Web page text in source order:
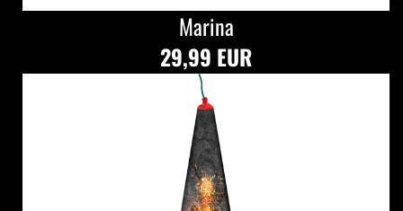
Marina
29,99 EUR